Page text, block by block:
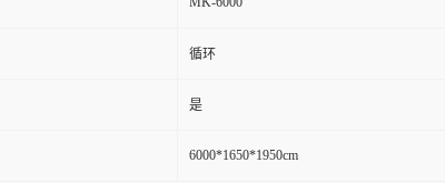
循环
是
6000*1650*1950cm